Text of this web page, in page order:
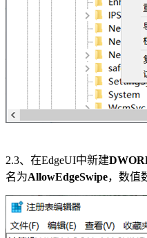
2.3、在EdgeUI中新建
名为AllowEdgeSwipe，数值